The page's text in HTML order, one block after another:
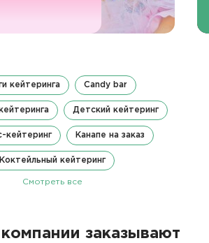
кейтеринга Candy bar
Детский кейтеринг
кейтеринг Канапе на заказ
Коктейльный кейтеринг
Смотреть все
заказывают